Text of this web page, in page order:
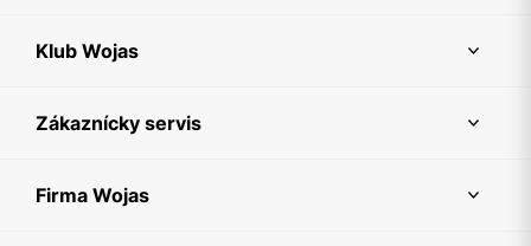
Klub Wojas
Zákaznícky servis
Firma Wojas